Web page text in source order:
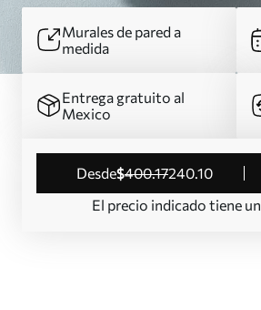
Murales de pared a
medida
Entrega gratuito al
Mexico
desde$400.17240.10
El precio indicado tiene un